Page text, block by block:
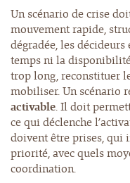
Un scénario de crise
mouvement rapide,
dégradée, les
temps ni la
trop long, reconstituer
mobiliser. Un scénario
activable. Il doit
ce qui déclenche
doivent être prises, qui
priorité, avec quels
coordination.